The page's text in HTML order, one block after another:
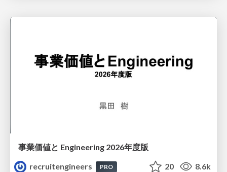
事業価値と Engineering 2026年度版
recruitengineers
PRO 20 8.6k